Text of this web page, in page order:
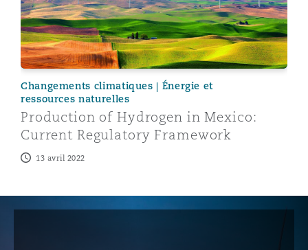
Changements climatiques | Énergie et
ressources naturelles
Production of Hydrogen in Mexico:
Current Regulatory Framework
13 avril 2022